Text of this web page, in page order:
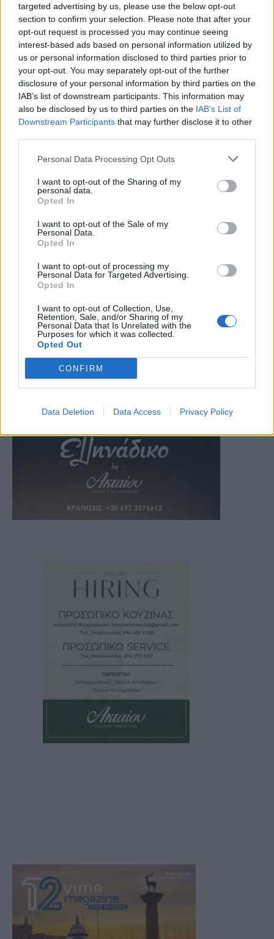
targeted advertising by us, please use the below opt-out
section to confirm your selection. Please note that after your
opt-out request is processed you may continue seeing
interest-based ads based on personal information utilized by
us or personal information disclosed to third parties prior to
your opt-out. You may separately opt-out of the further
disclosure of your personal information by third parties on the
IAB’s list of downstream participants. This information may
also be disclosed by us to third parties on the IAB’s List of
Downstream Participants that may further disclose it to other
Personal Data Processing Opt Outs
I want to opt-out of the Sharing of my
personal data.
Opted In
I want to opt-out of the Sale of my
Personal Data.
Opted In
I want to opt-out of processing my
Personal Data for Targeted Advertising.
Opted In
I want to opt-out of Collection, Use,
Retention, Sale, and/or Sharing of my
Personal Data that Is Unrelated with the
Purposes for which it was collected.
Opted Out
CONFIRM
Data Deletion Data Access Privacy Policy